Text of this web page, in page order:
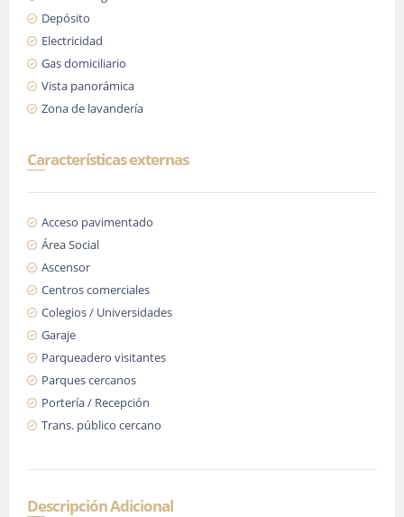
Depósito
Electricidad
Gas domiciliario
Vista panorámica
Zona de lavandería
Características externas
Acceso pavimentado
Área Social
Ascensor
Centros comerciales
Colegios / Universidades
Garaje
Parqueadero visitantes
Parques cercanos
Portería / Recepción
Trans. público cercano
Descripción Adicional